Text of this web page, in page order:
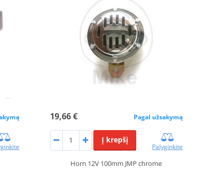
19,66 € Pagal užsakymą
Į krepšį
Palyginkite
Horn 12V 100mm JMP chrome